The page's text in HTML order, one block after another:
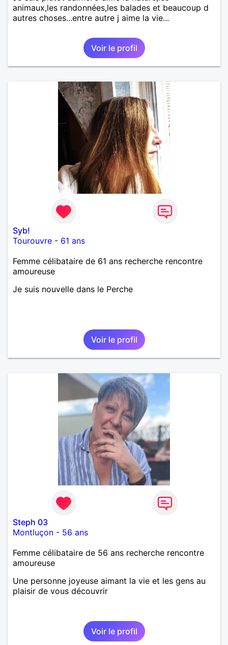
animaux,les randonnées,les balades et beaucoup d
autres choses...entre autre j aime la vie...
Voir le profil
Syb!
Tourouvre - 61 ans
Femme célibataire de 61 ans recherche rencontre
amoureuse
Je suis nouvelle dans le Perche
Voir le profil
Steph 03
Montluçon - 56 ans
Femme célibataire de 56 ans recherche rencontre
amoureuse
Une personne joyeuse aimant la vie et les gens au
plaisir de vous découvrir
Voir le profil